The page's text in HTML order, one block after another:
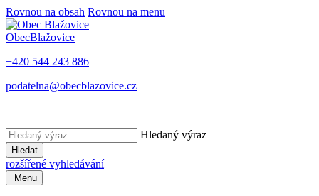
Rovnou na obsah Rovnou na menu
ObecBlažovice
+420 544 243 886
podatelna@obecblazovice.cz
Hledaný výraz
Hledat
rozšířené vyhledávání
Menu